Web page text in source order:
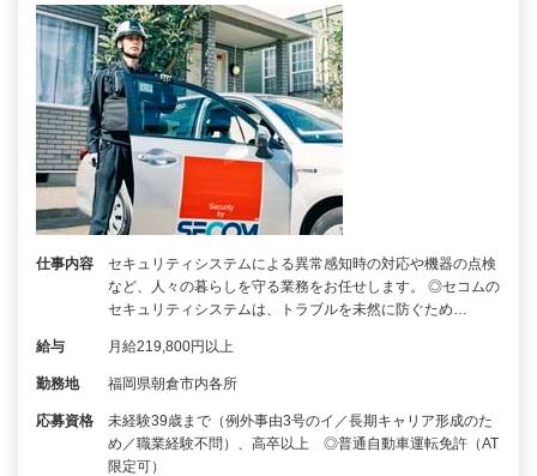
仕事内容
セキュリティシステムによる異常感知時の対応や機器の点検
など、人々の暮らしを守る業務をお任せします。 ◎セコムの
セキュリティシステムは、トラブルを未然に防ぐため…
給与 月給219,800円以上
勤務地 福岡県朝倉市内各所
応募資格
未経験39歳まで（例外事由3号のイ／長期キャリア形成のた
め／職業経験不問）、高卒以上 ◎普通自動車運転免許（AT
限定可）